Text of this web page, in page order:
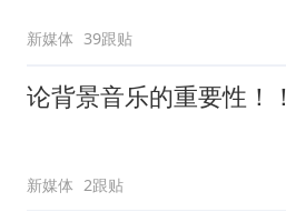
新媒体 39跟贴
论背景音乐的重要性！！
新媒体 2跟贴